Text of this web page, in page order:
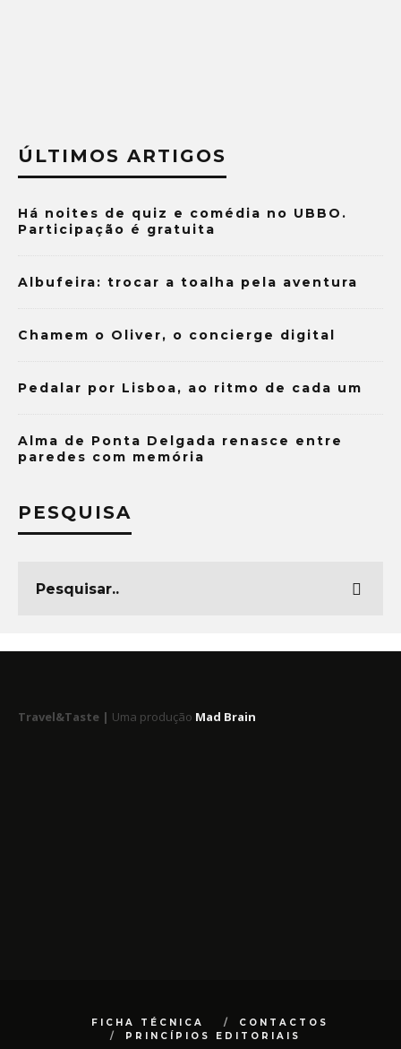
ÚLTIMOS ARTIGOS
Há noites de quiz e comédia no UBBO.
Participação é gratuita
Albufeira: trocar a toalha pela aventura
Chamem o Oliver, o concierge digital
Pedalar por Lisboa, ao ritmo de cada um
Alma de Ponta Delgada renasce entre
paredes com memória
PESQUISA
Travel&Taste | Uma produção Mad Brain
FICHA TÉCNICA
CONTACTOS
PRINCÍPIOS EDITORIAIS